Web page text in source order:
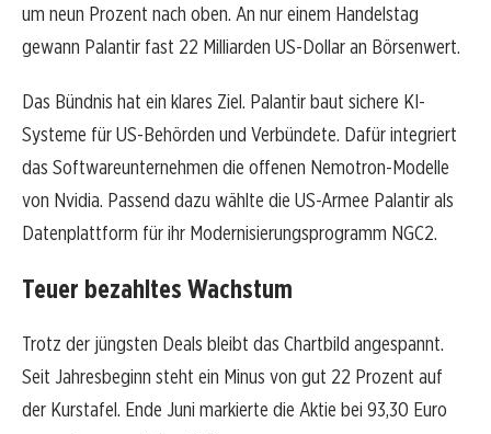
um neun Prozent nach oben. An nur einem Handelstag
gewann Palantir fast 22 Milliarden US-Dollar an Börsenwert.
Das Bündnis hat ein klares Ziel. Palantir baut sichere KI-
Systeme für US-Behörden und Verbündete. Dafür integriert
das Softwareunternehmen die offenen Nemotron-Modelle
von Nvidia. Passend dazu wählte die US-Armee Palantir als
Datenplattform für ihr Modernisierungsprogramm NGC2.
Teuer bezahltes Wachstum
Trotz der jüngsten Deals bleibt das Chartbild angespannt.
Seit Jahresbeginn steht ein Minus von gut 22 Prozent auf
der Kurstafel. Ende Juni markierte die Aktie bei 93,30 Euro